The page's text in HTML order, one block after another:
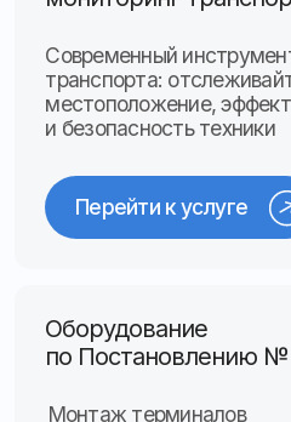
для транспорта
Оснащаем автобусы и грузовики
камерами в соответствии
Перейти к услуге
Перейти к услуге